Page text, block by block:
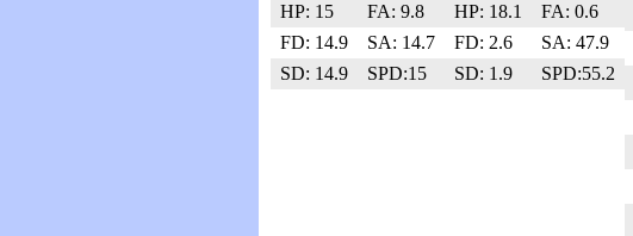
HP: 15
FA: 9.8 HP: 18.1
FA: 0.6
FD: 14.9
SA: 14.7 FD: 2.6
SA: 47.9
SD: 14.9
SPD:15 SD: 1.9 SPD:55.2